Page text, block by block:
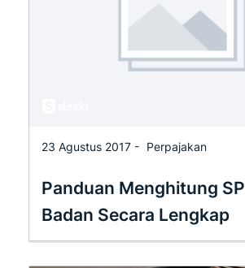
23 Agustus 2017 - Perpajakan
Panduan Menghitung
Badan Secara Lengkap